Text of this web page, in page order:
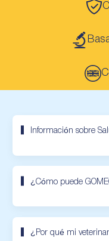
Información sobre
¿Cómo puede
¿Por qué mi